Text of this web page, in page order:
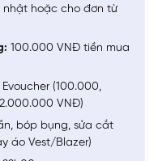
nhật hoặc cho đơn từ
100.000 VNĐ tiền mua
Evoucher (100.000,
VNĐ)
bóp bụng, sửa cắt
áo Vest/Blazer)